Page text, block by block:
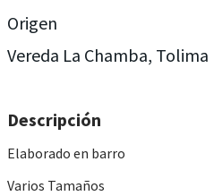
Origen
Vereda La Chamba, Tolima
Descripción
Elaborado en barro
Varios Tamaños